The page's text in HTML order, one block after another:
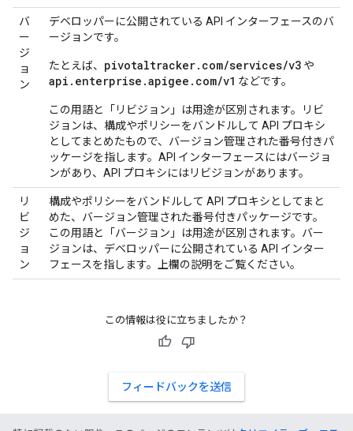
バ
ー
ジ
ョ
ン
デベロッパーに公開されている API インターフェースのバ
ージョンです。
たとえば、 pivotaltracker.com/services/v3 や
api.enterprise.apigee.com/v1 などです。
この用語と「リビジョン」は用途が区別されます。リビ
ジョンは、構成やポリシーをバンドルして API プロキシ
としてまとめたもので、バージョン管理された番号付きパ
ッケージを指します。API インターフェースにはバージョ
ンがあり、API プロキシにはリビジョンがあります。
リ
ビ
ジ
ョ
ン
構成やポリシーをバンドルして API プロキシとしてまと
めた、バージョン管理された番号付きパッケージです。
この用語と「バージョン」は用途が区別されます。バー
ジョンは、デベロッパーに公開されている API インター
フェースを指します。上欄の説明をご覧ください。
この情報は役に立ちましたか？
フィードバックを送信